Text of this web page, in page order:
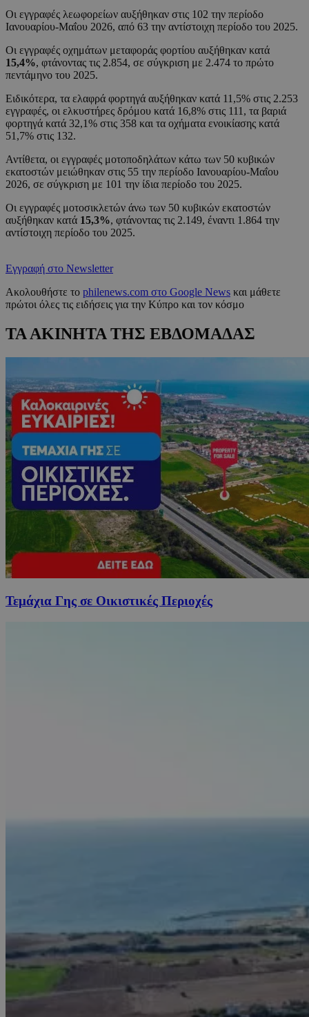
Οι εγγραφές λεωφορείων αυξήθηκαν στις 102 την περίοδο
Ιανουαρίου-Μαΐου 2026, από 63 την αντίστοιχη περίοδο του 2025.
Οι εγγραφές οχημάτων μεταφοράς φορτίου αυξήθηκαν κατά
15,4%, φτάνοντας τις 2.854, σε σύγκριση με 2.474 το πρώτο
πεντάμηνο του 2025.
Ειδικότερα, τα ελαφρά φορτηγά αυξήθηκαν κατά 11,5% στις 2.253
εγγραφές, οι ελκυστήρες δρόμου κατά 16,8% στις 111, τα βαριά
φορτηγά κατά 32,1% στις 358 και τα οχήματα ενοικίασης κατά
51,7% στις 132.
Αντίθετα, οι εγγραφές μοτοποδηλάτων κάτω των 50 κυβικών
εκατοστών μειώθηκαν στις 55 την περίοδο Ιανουαρίου-Μαΐου
2026, σε σύγκριση με 101 την ίδια περίοδο του 2025.
Οι εγγραφές μοτοσικλετών άνω των 50 κυβικών εκατοστών
αυξήθηκαν κατά 15,3%, φτάνοντας τις 2.149, έναντι 1.864 την
αντίστοιχη περίοδο του 2025.
Εγγραφή στο Newsletter
Ακολουθήστε το philenews.com στο Google News και μάθετε
πρώτοι όλες τις ειδήσεις για την Κύπρο και τον κόσμο
ΤΑ ΑΚΙΝΗΤΑ ΤΗΣ ΕΒΔΟΜΑΔΑΣ
Τεμάχια Γης σε Οικιστικές Περιοχές